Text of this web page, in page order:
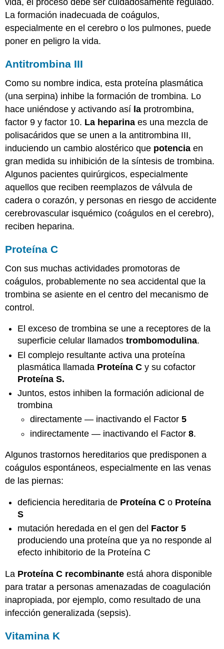
vida, el proceso debe ser cuidadosamente regulado.
La formación inadecuada de coágulos,
especialmente en el cerebro o los pulmones, puede
poner en peligro la vida.
Antitrombina III
Como su nombre indica, esta proteína plasmática
(una serpina) inhibe la formación de trombina. Lo
hace uniéndose y activando así la protrombina,
factor 9 y factor 10. La heparina es una mezcla de
polisacáridos que se unen a la antitrombina III,
induciendo un cambio alostérico que potencia en
gran medida su inhibición de la síntesis de trombina.
Algunos pacientes quirúrgicos, especialmente
aquellos que reciben reemplazos de válvula de
cadera o corazón, y personas en riesgo de accidente
cerebrovascular isquémico (coágulos en el cerebro),
reciben heparina.
Proteína C
Con sus muchas actividades promotoras de
coágulos, probablemente no sea accidental que la
trombina se asiente en el centro del mecanismo de
control.
El exceso de trombina se une a receptores de la
superficie celular llamadostrombomodulina.
El complejo resultante activa una proteína
plasmática llamada Proteína C y su cofactor
Proteína S.
Juntos, estos inhiben la formación adicional de
trombina
directamente — inactivando el Factor 5
indirectamente — inactivando el Factor 8.
Algunos trastornos hereditarios que predisponen a
coágulos espontáneos, especialmente en las venas
de las piernas:
deficiencia hereditaria de Proteína C o Proteína
S
mutación heredada en el gen del Factor 5
produciendo una proteína que ya no responde al
efecto inhibitorio de la Proteína C
La Proteína C recombinante está ahora disponible
para tratar a personas amenazadas de coagulación
inapropiada, por ejemplo, como resultado de una
infección generalizada (sepsis).
Vitamina K